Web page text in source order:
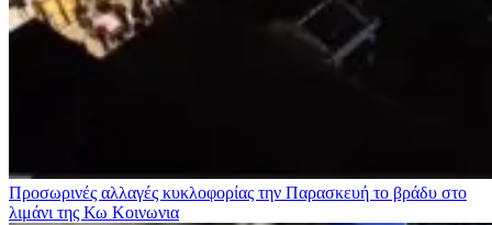
Προσωρινές αλλαγές κυκλοφορίας την Παρασκευή το βράδυ στο
λιμάνι της Κω Κοινωνια